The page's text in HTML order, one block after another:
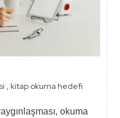
, kitap okuma hedefi
okuma